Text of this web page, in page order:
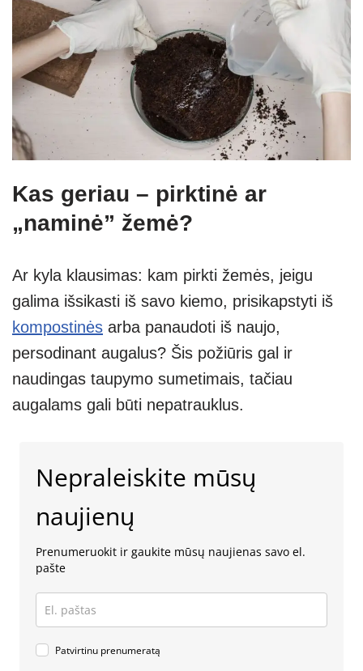
Kas geriau – pirktinė ar
„naminė” žemė?
Ar kyla klausimas: kam pirkti žemės, jeigu
galima išsikasti iš savo kiemo, prisikapstyti iš
kompostinės arba panaudoti iš naujo,
persodinant augalus? Šis požiūris gal ir
naudingas taupymo sumetimais, tačiau
augalams gali būti nepatrauklus.
Nepraleiskite mūsų
naujienų
Prenumeruokit ir gaukite mūsų naujienas savo el.
pašte
Patvirtinu prenumeratą